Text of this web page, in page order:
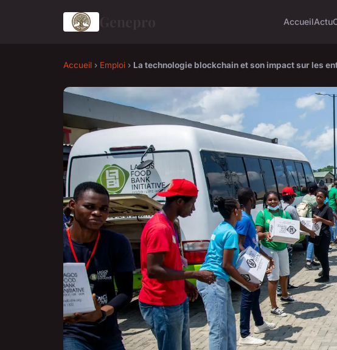
AccueilActu
Accueil › Emploi › La technologie blockchain et son impact sur les